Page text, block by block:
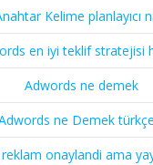
Kelime planlayıcı
en iyi teklif stratejisi
Adwords ne demek
ne Demek
onaylandi ama